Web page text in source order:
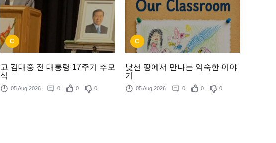
C
고 김대중 전 대통령 17주기 추모
식
05 Aug 2026 0 0 0
C
낯선 땅에서 만나는 익숙한 이야
기
05 Aug 2026 0 0 0